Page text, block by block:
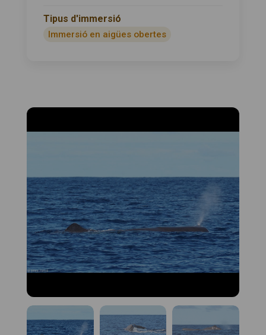
Tipus d'immersió
Immersió en aigües obertes